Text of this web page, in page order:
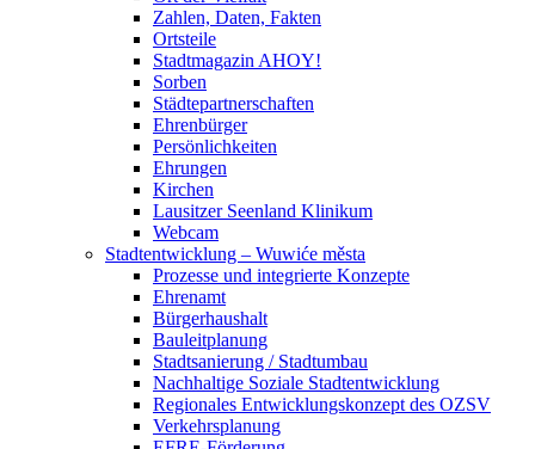
Zahlen, Daten, Fakten
Ortsteile
Stadtmagazin AHOY!
Sorben
Städtepartnerschaften
Ehrenbürger
Persönlichkeiten
Ehrungen
Kirchen
Lausitzer Seenland Klinikum
Webcam
Stadtentwicklung – Wuwiće města
Prozesse und integrierte Konzepte
Ehrenamt
Bürgerhaushalt
Bauleitplanung
Stadtsanierung / Stadtumbau
Nachhaltige Soziale Stadtentwicklung
Regionales Entwicklungskonzept des OZSV
Verkehrsplanung